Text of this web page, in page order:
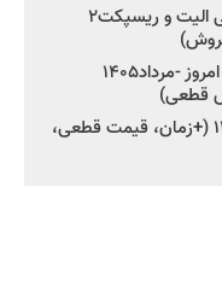
شروع فروش بدون قرعه‌کشی فیدلیتی الیت و ریسپکت۲
شروع ثبت‌نام چانگان CS۵۵ پلاس از امروز -مرداد۱۴۰۵
قطعی)
شروع فروش کیا اسپورتیج -مرداد۱۴۰۵ (+زمان، قیمت قطعی،